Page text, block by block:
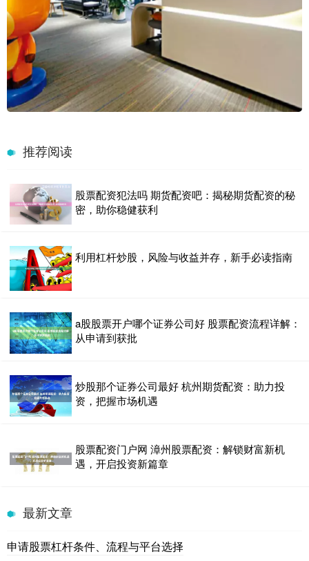
推荐阅读
股票配资犯法吗 期货配资吧：揭秘期货配资的秘
密，助你稳健获利
利用杠杆炒股，风险与收益并存，新手必读指南
a股股票开户哪个证券公司好 股票配资流程详解：
从申请到获批
炒股那个证券公司最好 杭州期货配资：助力投
资，把握市场机遇
股票配资门户网 漳州股票配资：解锁财富新机
遇，开启投资新篇章
最新文章
申请股票杠杆条件、流程与平台选择